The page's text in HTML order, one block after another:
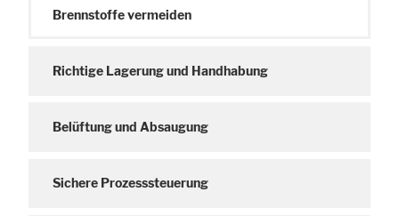
Brennstoffe vermeiden
Richtige Lagerung und Handhabung
Belüftung und Absaugung
Sichere Prozesssteuerung